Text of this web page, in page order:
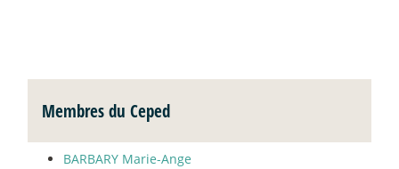
Membres du Ceped
BARBARY Marie-Ange